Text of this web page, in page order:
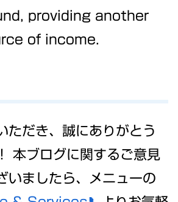
providing another
of income.
ただき、誠にありがとう
本ブログに関するご意見
いましたら、メニューの